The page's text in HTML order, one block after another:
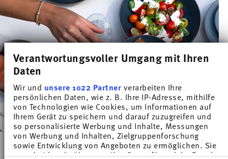
Verantwortungsvoller Umgang mit Ihren
Daten
Wir und unsere 1022 Partnerverarbeiten Ihre
persönlichen Daten, wie z. B. Ihre IP-Adresse, mithilfe
von Technologien wie Cookies, um Informationen auf
Ihrem Gerät zu speichern und darauf zuzugreifen und
so personalisierte Werbung und Inhalte, Messungen
von Werbung und Inhalten, Zielgruppenforschung
sowie Entwicklung von Angeboten zu ermöglichen. Sie
entscheiden darüber, wer Ihre Daten für welche Zwecke